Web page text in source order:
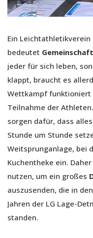
Ein
bedeutet Gemeinschaft
jeder für sich leben,
klappt, braucht es
Wettkampf
Teilnahme der
sorgen dafür, dass
Stunde um Stunde
Weitsprunganlage, bei
Kuchentheke ein.
nutzen, um ein großes
auszusenden, die in
Jahren der LG Lage-
standen.